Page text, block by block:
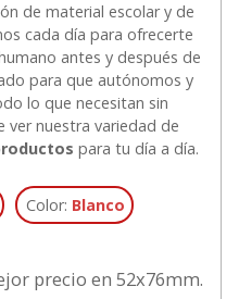
de material escolar y de
cada día para ofrecerte
antes y después de
para que autónomos y
lo que necesitan sin
ver nuestra variedad de
para tu día a día.
Color: Blanco
precio en 52x76mm.